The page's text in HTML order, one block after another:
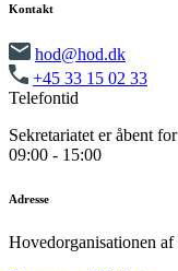
Kontakt
hod@hod.dk
+45 33 15 02 33
Telefontid
Sekretariatet er åbent
09:00 - 15:00
Adresse
Hovedorganisationen